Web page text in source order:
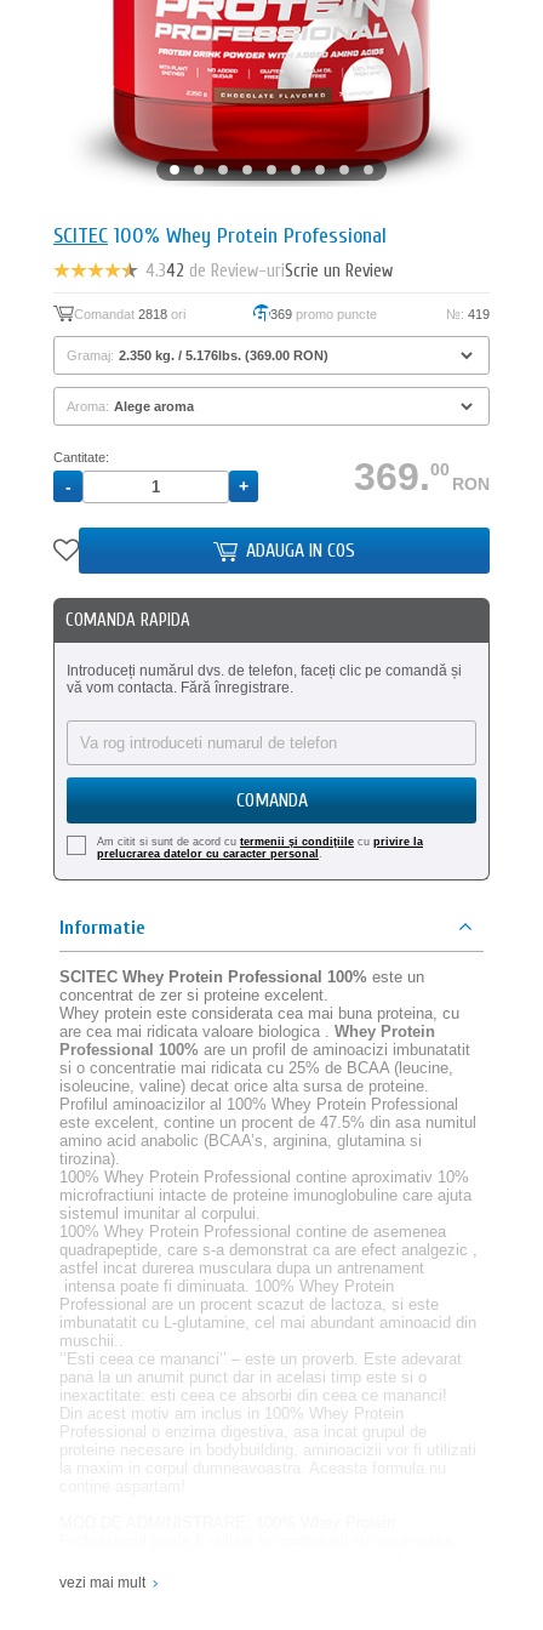
SCITEC 100% Whey Protein Professional
4.342 de Review-uriScrie un Review
Comandat 2818ori 369 promo puncte №: 419
Gramaj:
Aroma:
Cantitate: 369.00
RON
ADAUGA IN COS
COMANDA RAPIDA
Introduceți numărul dvs. de telefon, faceți clic pe comandă și
vă vom contacta. Fără înregistrare.
COMANDA
Am citit si sunt de acord cu termenii şi condiţiile cu privire la
prelucrarea datelor cu caracter personal
Informatie
SCITEC Whey Protein Professional 100%este un
concentrat de zer si proteine excelent.
Whey protein este considerata cea mai buna proteina, cu
are cea mai ridicata valoare biologica .Whey Protein
Professional 100%are un profil de aminoacizi imbunatatit
si o concentratie mai ridicata cu 25% de BCAA (leucine,
isoleucine, valine) decat orice alta sursa de proteine.
Profilul aminoacizilor al 100% Whey Protein Professional
este excelent, contine un procent de 47.5% din asa numitul
amino acid anabolic (BCAA’s, arginina, glutamina si
tirozina).
100% Whey Protein Professional contine aproximativ 10%
microfractiuni intacte de proteine imunoglobuline care ajuta
sistemul imunitar al corpului.
100% Whey Protein Professional contine de asemenea
quadrapeptide, care s-a demonstrat ca are efect analgezic ,
astfel incat durerea musculara dupa un antrenament
intensa poate fi diminuata. 100% Whey Protein
Professional are un procent scazut de lactoza, si este
imbunatatit cu L-glutamine, cel mai abundant aminoacid din
muschii..
‘’Esti ceea ce mananci’’ – este un proverb. Este adevarat
pana la un anumit punct dar in acelasi timp este si o
inexactitate: esti ceea ce absorbi din ceea ce mananci!
Din acest motiv am inclus in 100% Whey Protein
Professional o enzima digestiva, asa incat grupul de
proteine necesare in bodybuilding, aminoacizii vor fi utilizati
circumstante special (regim alimentar, inainte de culcare,
vezi mai mult